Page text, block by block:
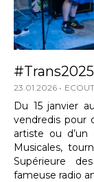
23.01.2026
Du 15 janvier
vendredis pour
artiste ou d’un
Musicales,
Supérieure
fameuse radio